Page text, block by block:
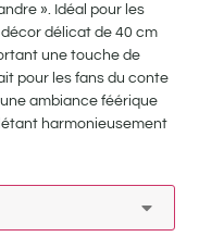
». Idéal pour les
délicat de 40 cm
une touche de
pour les fans du conte
ambiance féérique
harmonieusement